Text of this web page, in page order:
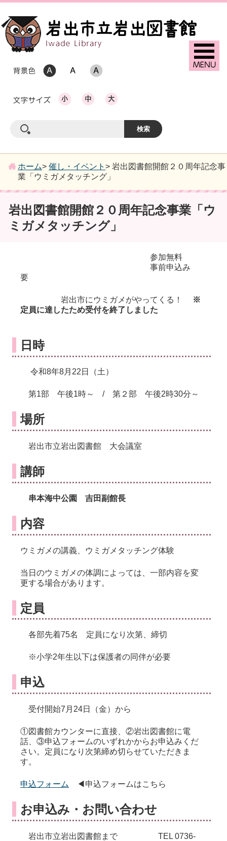
ホーム>催し・イベント> 岩出図書館開館２０周年記念事
業「ウミガメタッチング」
岩出図書館開館２０周年記念事業「ウ
ミガメタッチング」
参加無料
事前申込み
要
岩出市にウミガメがやってくる！
※
定員に達したため受付を終了しました
日時
令和8年8月22日（土）
第1部 午後1時～ / 第２部 午後2時30分～
場所
岩出市立岩出図書館 大会議室
講師
串本海中公園 吉田副館長
内容
ウミガメの講義、ウミガメタッチング体験
当日のウミガメの体調によっては、一部内容を変
更する場合があります。
定員
各部先着75名 定員になり次第、締切
※小学2年生以下は保護者の同伴が必要
申込
受付開始7月24日（金）から
①図書館カウンターに直接、②岩出図書館に電
話、③申込フォームのいずれかからお申込みくだ
さい。定員になり次第締め切らせていただきま
す。
申込フォーム ◀申込フォームはこちら
お申込み・お問い合わせ
岩出市立岩出図書館まで TEL 0736-